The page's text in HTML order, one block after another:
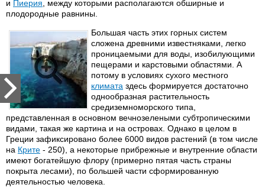
и Пиерия , между которыми располагаются обширные и
плодородные равнины.
Большая часть этих горных систем
сложена древними известняками, легко
проницаемыми для воды, изобилующими
пещерами и карстовыми областями. А
потому в условиях сухого местного
климата здесь формируется достаточно
однообразная растительность
средиземноморского типа,
представленная в основном вечнозелеными субтропическими
видами, такая же картина и на островах. Однако в целом в
Греции зафиксировано более 6000 видов растений (в том числе
на Крите - 250), а некоторые прибрежные и внутренние области
имеют богатейшую флору (примерно пятая часть страны
покрыта лесами), по большей части сформированную
деятельностью человека.